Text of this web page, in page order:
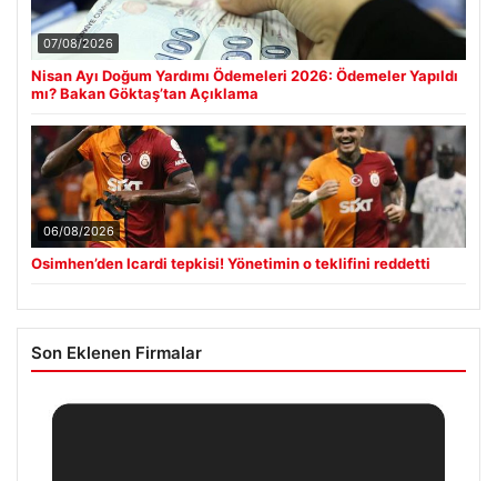
07/08/2026
Nisan Ayı Doğum Yardımı Ödemeleri 2026: Ödemeler Yapıldı
mı? Bakan Göktaş’tan Açıklama
06/08/2026
Osimhen’den Icardi tepkisi! Yönetimin o teklifini reddetti
Son Eklenen Firmalar